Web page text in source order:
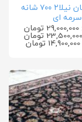
فرش کاشان نیلا۲ ۷۰۰ شانه
سرمه ای